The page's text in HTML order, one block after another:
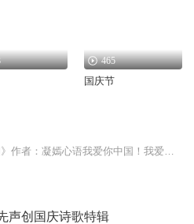
465
国庆节
声创国庆诗歌特辑